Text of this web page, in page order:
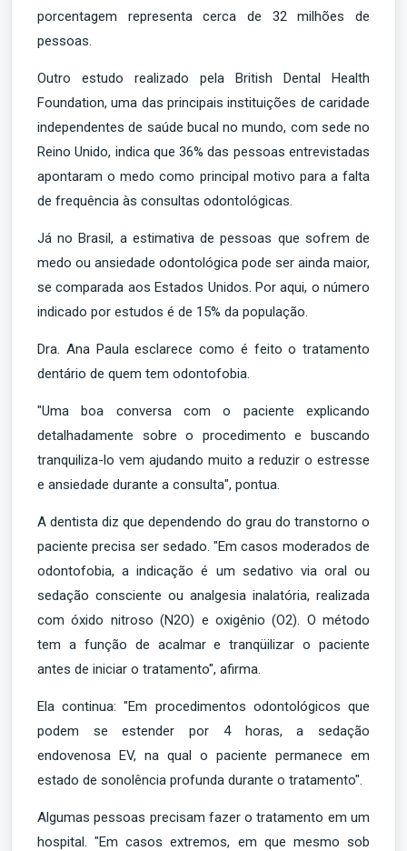
porcentagem representa cerca de 32 milhões de
pessoas.
Outro estudo realizado pela British Dental Health
Foundation, uma das principais instituições de caridade
independentes de saúde bucal no mundo, com sede no
Reino Unido, indica que 36% das pessoas entrevistadas
apontaram o medo como principal motivo para a falta
de frequência às consultas odontológicas.
Já no Brasil, a estimativa de pessoas que sofrem de
medo ou ansiedade odontológica pode ser ainda maior,
se comparada aos Estados Unidos. Por aqui, o número
indicado por estudos é de 15% da população.
Dra. Ana Paula esclarece como é feito o tratamento
dentário de quem tem odontofobia.
"Uma boa conversa com o paciente explicando
detalhadamente sobre o procedimento e buscando
tranquiliza-lo vem ajudando muito a reduzir o estresse
e ansiedade durante a consulta", pontua.
A dentista diz que dependendo do grau do transtorno o
paciente precisa ser sedado. "Em casos moderados de
odontofobia, a indicação é um sedativo via oral ou
sedação consciente ou analgesia inalatória, realizada
com óxido nitroso (N2O) e oxigênio (O2). O método
tem a função de acalmar e tranqüilizar o paciente
antes de iniciar o tratamento", afirma.
Ela continua: "Em procedimentos odontológicos que
podem se estender por 4 horas, a sedação
endovenosa EV, na qual o paciente permanece em
estado de sonolência profunda durante o tratamento".
Algumas pessoas precisam fazer o tratamento em um
hospital. "Em casos extremos, em que mesmo sob